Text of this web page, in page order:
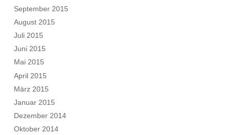
September 2015
August 2015
Juli 2015
Juni 2015
Mai 2015
April 2015
März 2015
Januar 2015
Dezember 2014
Oktober 2014